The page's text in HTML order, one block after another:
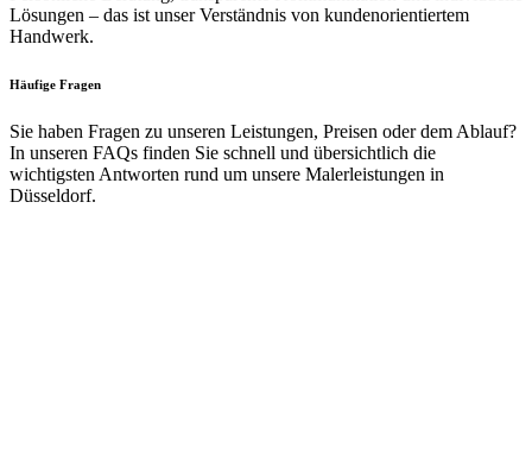
Lösungen – das ist unser Verständnis von kundenorientiertem
Handwerk.
Häufige Fragen
Sie haben Fragen zu unseren Leistungen, Preisen oder dem Ablauf?
In unseren FAQs finden Sie schnell und übersichtlich die
wichtigsten Antworten rund um unsere Malerleistungen in
Düsseldorf.